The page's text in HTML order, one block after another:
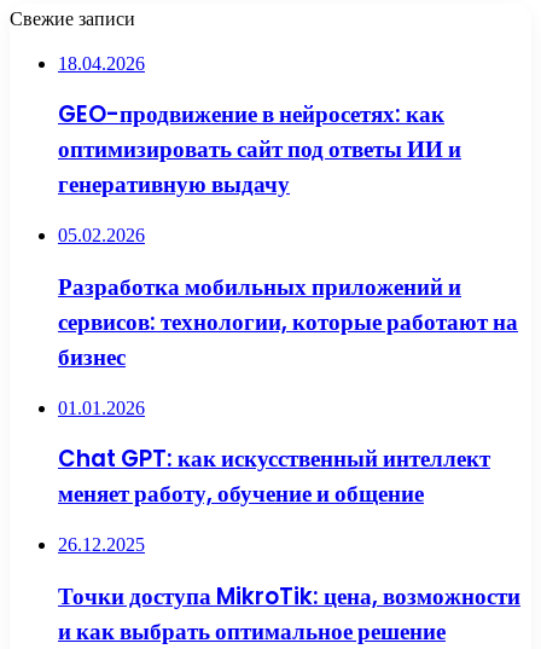
Свежие записи
18.04.2026
GEO-продвижение в нейросетях: как
оптимизировать сайт под ответы ИИ и
генеративную выдачу
05.02.2026
Разработка мобильных приложений и
сервисов: технологии, которые работают на
бизнес
01.01.2026
Chat GPT: как искусственный интеллект
меняет работу, обучение и общение
26.12.2025
Точки доступа MikroTik: цена, возможности
и как выбрать оптимальное решение